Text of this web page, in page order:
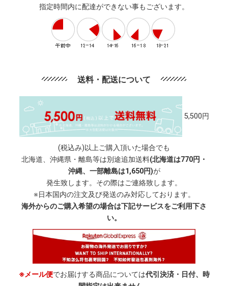
指定時間内に配達ができない事もございます。
送料・配送について
5,500円
(税込み)以上ご購入頂いた場合でも
北海道、沖縄県・離島等は別途追加送料(北海道は770円・
沖縄、一部離島は1,650円)が
発生致します。その際はご連絡致します。
※日本国内の注文及び発送のみ対応しております。
海外からのご購入希望の場合は下記サービスをご利用下さ
い。
※メール便でお届けする商品については代引決済・日付、時